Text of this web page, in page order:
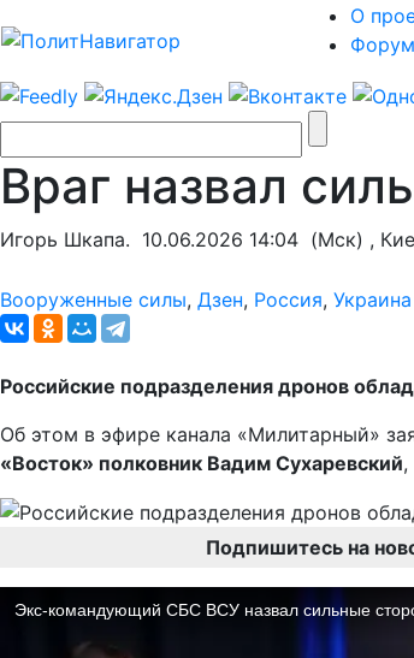
О
Форум
Враг назвал
Игорь Шкапа. 10.06.2026 14:04 (Мск) ,
Вооруженные силы, Дзен, Россия, Украина
Российские подразделения дронов
Об этом в эфире канала «Милитарный»
«Восток» полковник Вадим Сухаревский,
Подпишитесь на